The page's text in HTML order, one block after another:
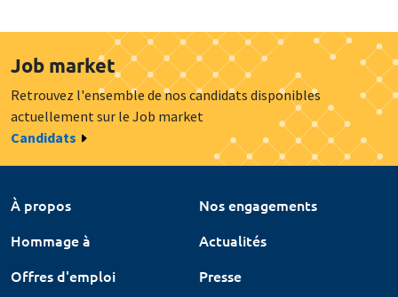
Job market
Retrouvez l'ensemble de nos candidats disponibles
actuellement sur le Job market
Candidats
À propos
Nos engagements
Hommage à
Actualités
Offres d'emploi
Presse